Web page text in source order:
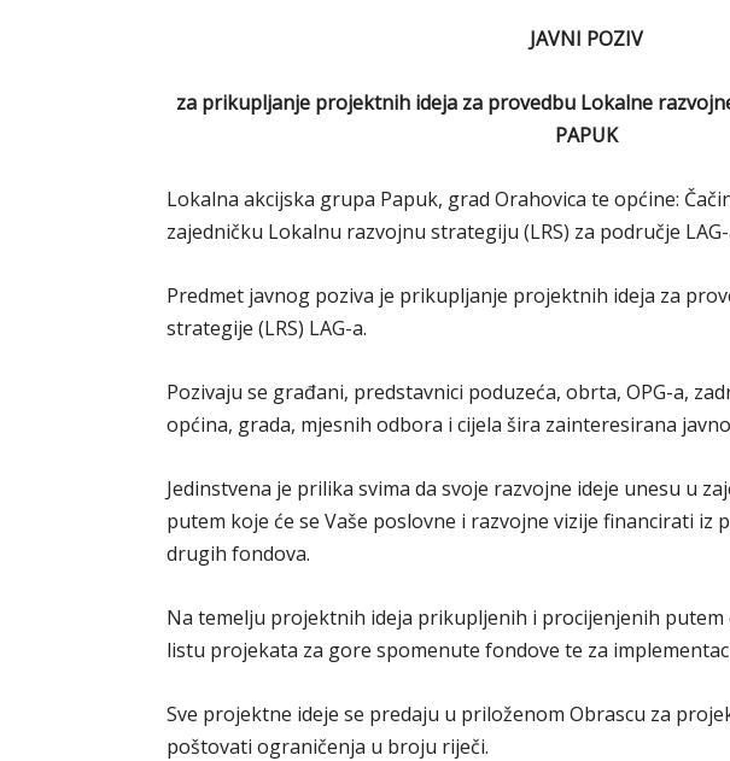
JAVNI POZIV
za prikupljanje projektnih ideja za provedbu Lokalne
PAPUK
Lokalna akcijska grupa Papuk, grad Orahovica te općine:
zajedničku Lokalnu razvojnu strategiju (LRS) za područje LAG-
Predmet javnog poziva je prikupljanje projektnih ideja za
strategije (LRS) LAG-a.
Pozivaju se građani, predstavnici poduzeća, obrta, OPG-a,
općina, grada, mjesnih odbora i cijela šira zainteresirana
Jedinstvena je prilika svima da svoje razvojne ideje unesu u
putem koje će se Vaše poslovne i razvojne vizije financirati iz
drugih fondova.
Na temelju projektnih ideja prikupljenih i procijenjenih putem
listu projekata za gore spomenute fondove te za
Sve projektne ideje se predaju u priloženom Obrascu za
poštovati ograničenja u broju riječi.